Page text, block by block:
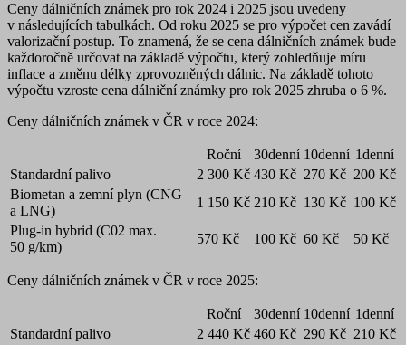
Ceny dálničních známek pro rok 2024 i 2025 jsou uvedeny
v následujících tabulkách. Od roku 2025 se pro výpočet cen zavádí
valorizační postup. To znamená, že se cena dálničních známek bude
každoročně určovat na základě výpočtu, který zohledňuje míru
inflace a změnu délky zprovozněných dálnic. Na základě tohoto
výpočtu vzroste cena dálniční známky pro rok 2025 zhruba o 6 %.
Ceny dálničních známek v ČR v roce 2024:
Roční 30denní 10denní 1denní
Standardní palivo
2 300 Kč 430 Kč 270 Kč 200 Kč
Biometan a zemní plyn (CNG
a LNG)
1 150 Kč 210 Kč 130 Kč 100 Kč
Plug-in hybrid (C02 max.
50 g/km)
570 Kč 100 Kč 60 Kč 50 Kč
Ceny dálničních známek v ČR v roce 2025:
Roční 30denní 10denní 1denní
Standardní palivo
2 440 Kč 460 Kč 290 Kč 210 Kč